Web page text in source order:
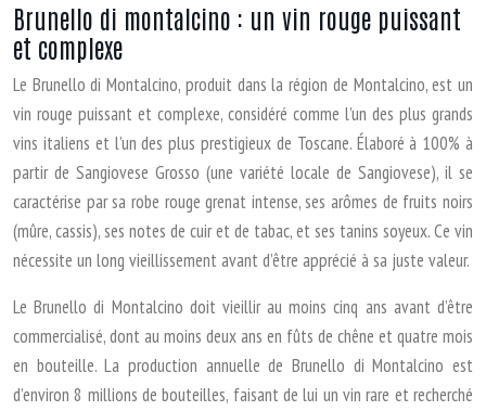
Brunello di montalcino : un vin rouge puissant
et complexe
Le Brunello di Montalcino, produit dans la région de Montalcino, est un
vin rouge puissant et complexe, considéré comme l’un des plus grands
vins italiens et l’un des plus prestigieux de Toscane. Élaboré à 100% à
partir de Sangiovese Grosso (une variété locale de Sangiovese), il se
caractérise par sa robe rouge grenat intense, ses arômes de fruits noirs
(mûre, cassis), ses notes de cuir et de tabac, et ses tanins soyeux. Ce vin
nécessite un long vieillissement avant d’être apprécié à sa juste valeur.
Le Brunello di Montalcino doit vieillir au moins cinq ans avant d’être
commercialisé, dont au moins deux ans en fûts de chêne et quatre mois
en bouteille. La production annuelle de Brunello di Montalcino est
d’environ 8 millions de bouteilles, faisant de lui un vin rare et recherché